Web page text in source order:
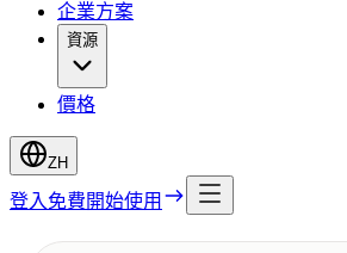
企業方案
資源
價格
ZH
登入 免費開始使用